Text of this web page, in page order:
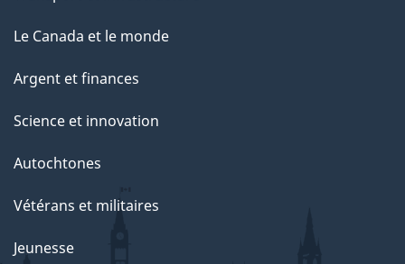
Le Canada et le monde
Argent et finances
Science et innovation
Autochtones
Vétérans et militaires
Jeunesse